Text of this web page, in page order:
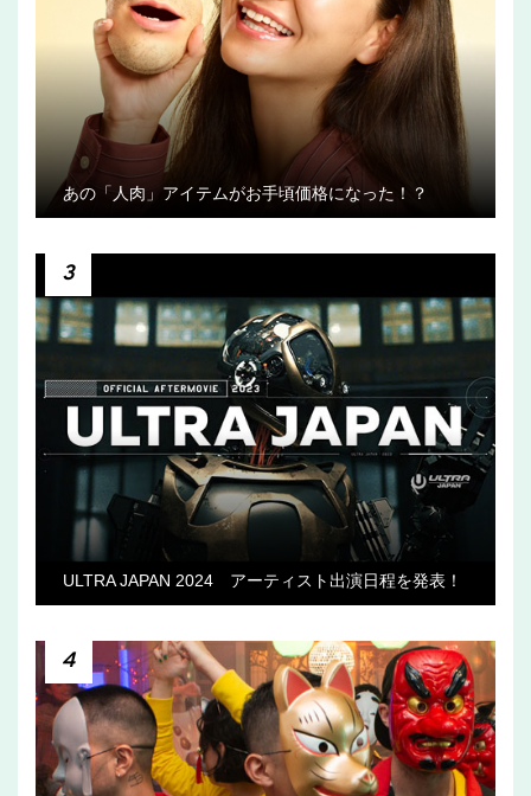
あの「人肉」アイテムがお手頃価格になった！？
3
ULTRA JAPAN 2024 アーティスト出演日程を発表！
4